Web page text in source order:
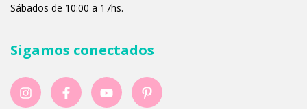
Sábados de 10:00 a 17hs.
Sigamos conectados